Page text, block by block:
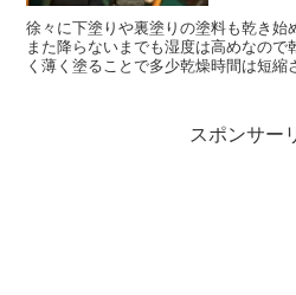
徐々に下塗りや裏塗りの塗料も乾き始
また降らないまでも湿度は高めなの
く薄く塗ることで多少乾燥時間は短縮
スポンサー